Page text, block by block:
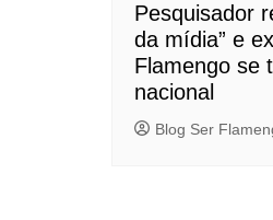
Pesquisador
da mídia” e
Flamengo se
nacional
Blog Ser